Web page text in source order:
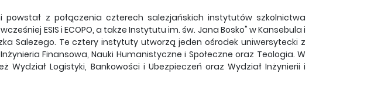
powstał z połączenia czterech salezjańskich instytutów szkolnictwa
ESIS i ECOPO, a także Instytutu im. św. Jana Bosko" w Kansebula i
Salezego. Te cztery instytuty utworzą jeden ośrodek uniwersytecki z
Finansowa, Nauki Humanistyczne i Społeczne oraz Teologia. W
Wydział Logistyki, Bankowości i Ubezpieczeń oraz Wydział Inżynierii i